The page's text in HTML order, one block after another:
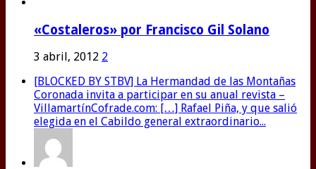
«Costaleros» por Francisco Gil Solano
3 abril, 2012 2
[BLOCKED BY STBV] La Hermandad de las Montañas
Coronada invita a participar en su anual revista –
VillamartínCofrade.com: […] Rafael Piña, y que salió
elegida en el Cabildo general extraordinario...